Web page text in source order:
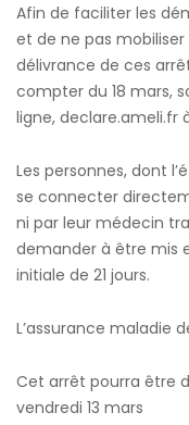
Afin de faciliter les
et de ne pas
délivrance de ces
compter du 18 mars,
ligne, declare.ameli.fr
Les personnes, dont
se connecter
ni par leur médecin
demander à être mis
initiale de 21 jours.
L’assurance maladie
Cet arrêt pourra être
vendredi 13 mars